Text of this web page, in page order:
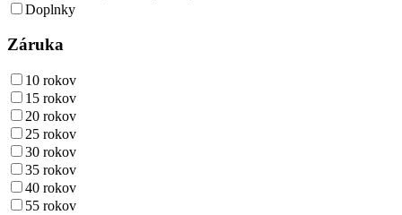
Doplnky
Záruka
10 rokov
15 rokov
20 rokov
25 rokov
30 rokov
35 rokov
40 rokov
55 rokov